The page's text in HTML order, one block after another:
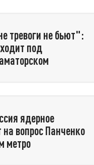
тревоги не бьют":
под
ядерное
вопрос Панченко
метро